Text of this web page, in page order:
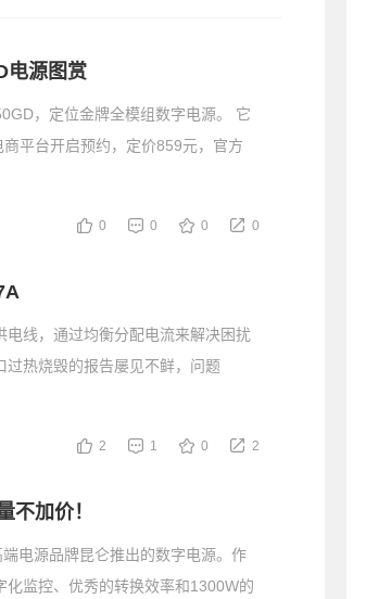
电源图赏
，定位金牌全模组数字电源。 它
平台开启预约，定价859元，官方
0 0 0 0
线，通过均衡分配电流来解决困扰
热烧毁的报告屡见不鲜，问题
2 1 0 2
不加价！
电源品牌昆仑推出的数字电源。作
监控、优秀的转换效率和1300W的